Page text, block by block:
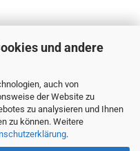
und andere
auch von
der Website zu
zu analysieren und Ihnen
zu können. Weitere
.